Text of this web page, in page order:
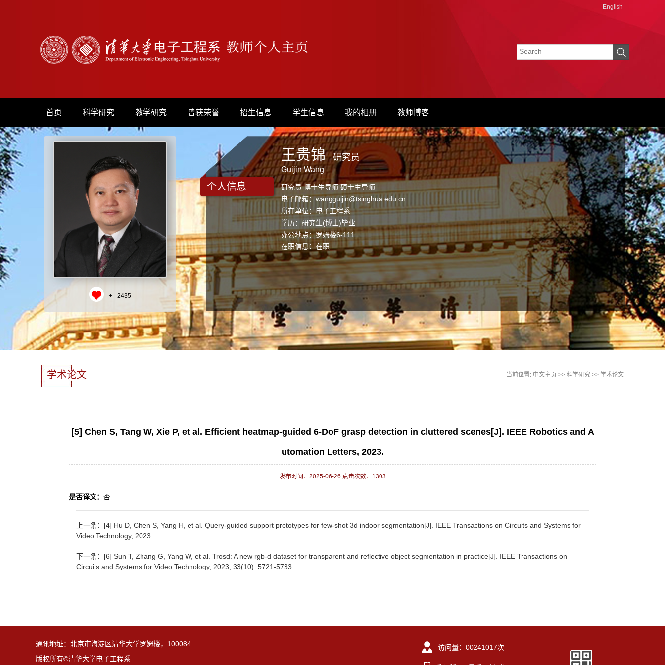
English
首页 科学研究 教学研究 曾获荣誉 招生信息 学生信息 我的相册 教师博客
+ 2435
个人信息
王贵锦
Guijin Wang
研究员
研究员 博士生导师 硕士生导师
电子邮箱：wangguijin@tsinghua.edu.cn
所在单位：电子工程系
学历：研究生(博士)毕业
办公地点：罗姆楼6-111
在职信息：在职
学术论文 当前位置: 中文主页 >> 科学研究 >> 学术论文
[5] Chen S, Tang W, Xie P, et al. Efficient heatmap-guided 6-DoF grasp detection in cluttered scenes[J]. IEEE Robotics and A
utomation Letters, 2023.
发布时间：2025-06-26 点击次数： 1303
是否译文： 否
上一条：[4] Hu D, Chen S, Yang H, et al. Query-guided support prototypes for few-shot 3d indoor segmentation[J]. IEEE Transactions on Circuits and Systems for
Video Technology, 2023.
下一条：[6] Sun T, Zhang G, Yang W, et al. Trosd: A new rgb-d dataset for transparent and reflective object segmentation in practice[J]. IEEE Transactions on
Circuits and Systems for Video Technology, 2023, 33(10): 5721-5733.
通讯地址：北京市海淀区清华大学罗姆楼，100084
版权所有©清华大学电子工程系
访问量： 00241017次